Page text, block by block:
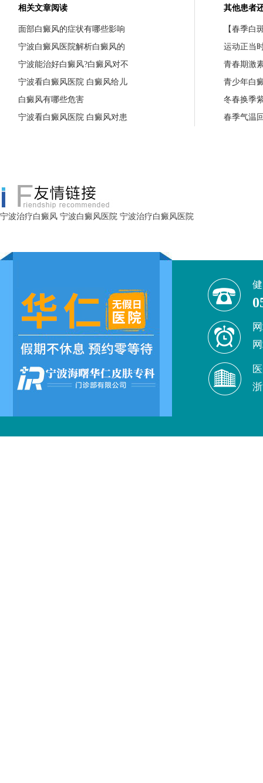
相关文章阅读
面部白癜风的症状有哪些影响
宁波白癜风医院解析白癜风的
宁波能治好白癜风?白癜风对不
宁波看白癜风医院 白癜风给儿
白癜风有哪些危害
宁波看白癜风医院 白癜风对患
其他患者
【春季白
运动正当
青春期激
青少年白
冬春换季
春季气温
宁波治疗白癜风 宁波白癜风医院 宁波治疗白癜风医院